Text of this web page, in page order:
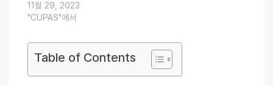
11월 29, 2023
"CUPAS"에서
Table of Contents